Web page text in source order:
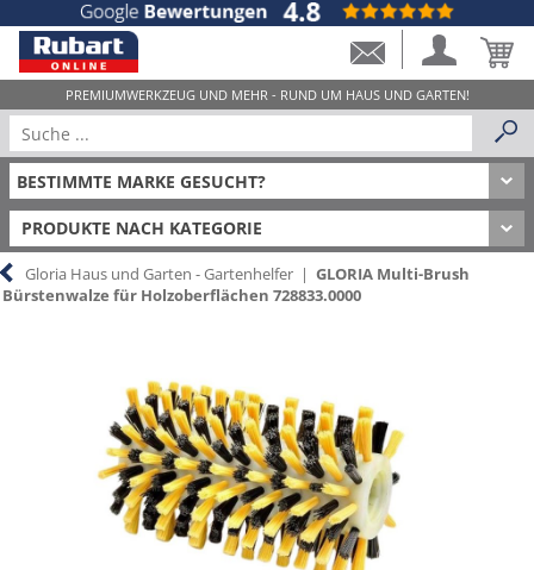
PRODUKTE NACH KATEGORIE
Gloria Haus und Garten - Gartenhelfer |GLORIA Multi-Brush
Bürstenwalze für Holzoberflächen 728833.0000